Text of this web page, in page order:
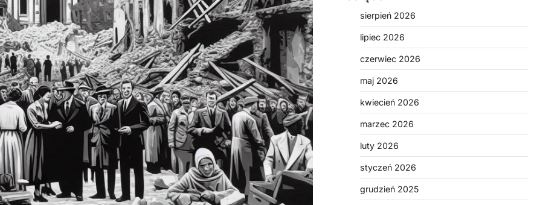
sierpień 2026
lipiec 2026
czerwiec 2026
maj 2026
kwiecień 2026
marzec 2026
luty 2026
styczeń 2026
grudzień 2025